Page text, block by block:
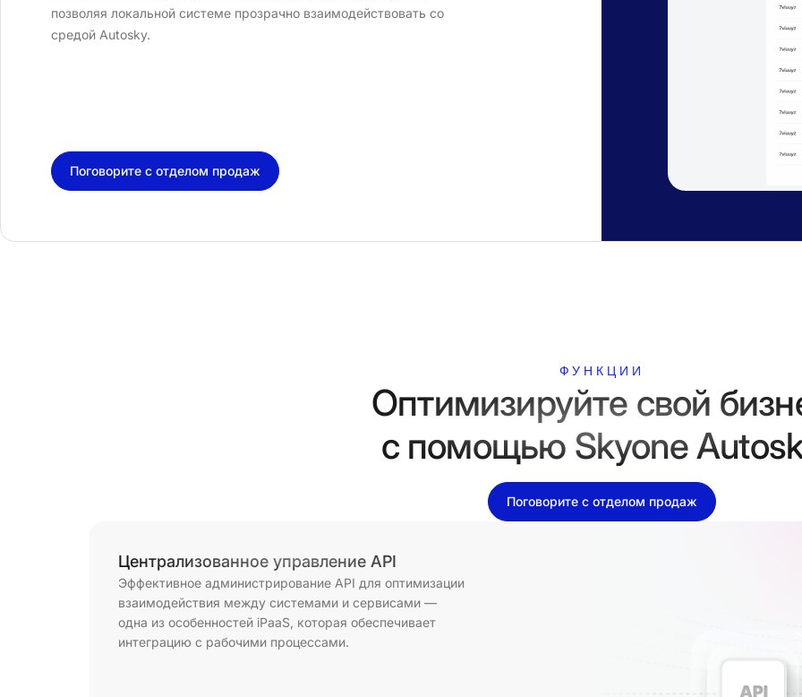
позволяя локальной системе прозрачно взаимодействовать со
средой Autosky.
Поговорите с отделом продаж
ФУНКЦИИ
Оптимизируйте свой
с помощью Skyone
Поговорите с отделом продаж
Централизованное управление API
Эффективное администрирование API для оптимизации
взаимодействия между системами и сервисами —
одна из особенностей iPaaS, которая обеспечивает
интеграцию с рабочими процессами.